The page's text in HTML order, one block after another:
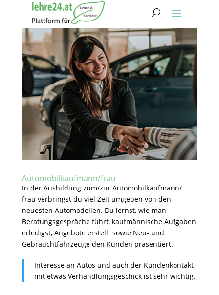
Automobilkaufmann/frau
In der Ausbildung zum/zur Automobilkaufmann/-
frau verbringst du viel Zeit umgeben von den
neuesten Automodellen. Du lernst, wie man
Beratungsgespräche führt, kaufmännische Aufgaben
erledigst, Angebote erstellt sowie Neu- und
Gebrauchtfahrzeuge den Kunden präsentiert.
Interesse an Autos und auch der Kundenkontakt
mit etwas Verhandlungsgeschick ist sehr wichtig.